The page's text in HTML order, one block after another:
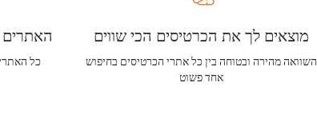
האתרים
כל
מוצאים לך את הכרטיסים הכי שווים
השוואה מהירה ובטוחה בין כל אתרי הכרטיסים בחיפוש
אחד פשוט